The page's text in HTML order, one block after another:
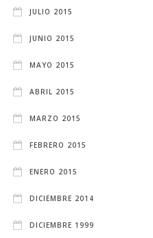
JULIO 2015
JUNIO 2015
MAYO 2015
ABRIL 2015
MARZO 2015
FEBRERO 2015
ENERO 2015
DICIEMBRE 2014
DICIEMBRE 1999